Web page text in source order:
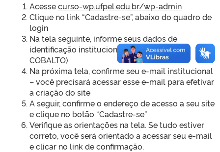
Acessecurso-wp.ufpel.edu.br/wp-admin
Clique no link “Cadastre-se”, abaixo do quadro de
login
Na tela seguinte, informe seus dados de
identificação institucional (CPF e senha do
COBALTO)
Na próxima tela, confirme seu e-mail institucional
– você precisará acessar esse e-mail para efetivar
a criação do site
A seguir, confirme o endereço de acesso a seu site
e clique no botão “Cadastre-se”
Verifique as orientações na tela. Se tudo estiver
correto, você será orientado a acessar seu e-mail
e clicar no link de confirmação.